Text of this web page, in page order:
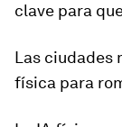
clave para
Las ciudades
física para